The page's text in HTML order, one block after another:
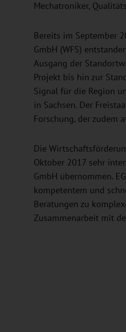
Mechatroniker,
Bereits im September
GmbH (WFS)
Ausgang der
Projekt bis hin zur
Signal für die Region
in Sachsen. Der
Forschung, der zudem
Die
Oktober 2017 sehr
GmbH übernommen.
kompetentem und
Beratungen zu
Zusammenarbeit mit